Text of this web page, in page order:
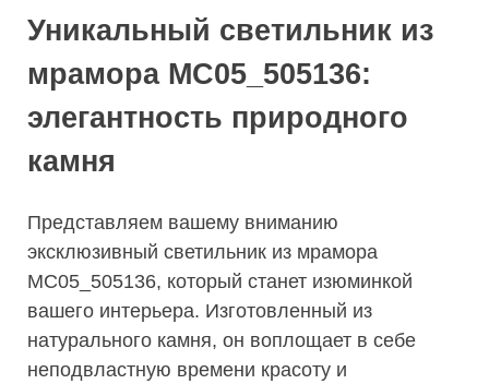
Уникальный светильник из
мрамора МС05_505136:
элегантность природного
камня
Представляем вашему вниманию
эксклюзивный светильник из мрамора
МС05_505136, который станет изюминкой
вашего интерьера. Изготовленный из
натурального камня, он воплощает в себе
неподвластную времени красоту и